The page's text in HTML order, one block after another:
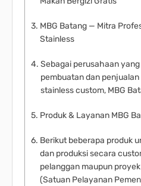
MBG Batang — Mitra
Stainless
Sebagai perusahaan
pembuatan dan
stainless custom, MBG
Produk & Layanan MBG
Berikut beberapa produk
dan produksi secara
pelanggan maupun
(Satuan Pelayanan